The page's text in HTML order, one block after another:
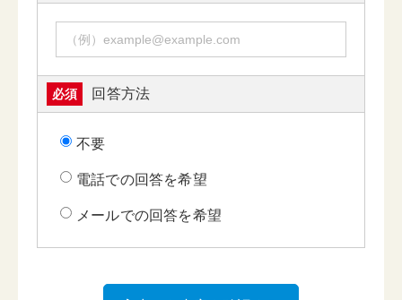
必須 回答方法
不要
電話での回答を希望
メールでの回答を希望